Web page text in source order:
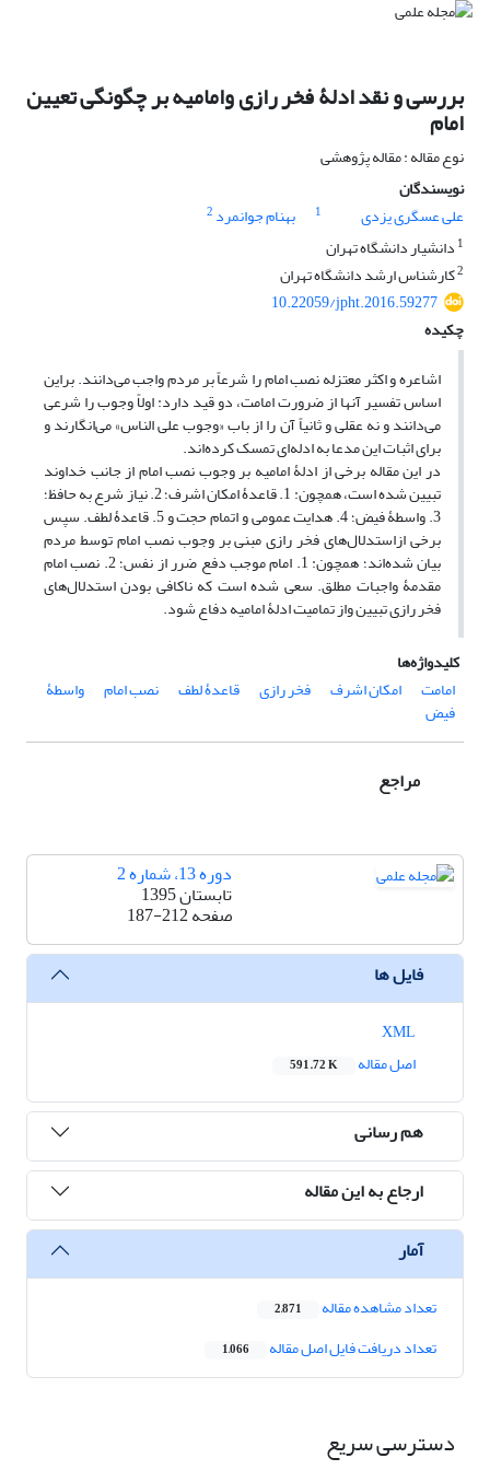
بررسی و نقد ادلۀ فخر رازی وامامیه بر چگونگی تعیین
امام
نوع مقاله : مقاله پژوهشی
نویسندگان
علی عسگری یزدی
1 بهنام جوانمرد 2
1 دانشیار دانشگاه تهران
2کارشناس ارشد دانشگاه تهران
10.22059/jpht.2016.59277
چکیده
اشاعره و اکثر معتزله نصب امام را شرعاً بر مردم واجب می‌دانند. براین
اساس تفسیر آنها از ضرورت امامت، دو قید دارد: اولاً وجوب را شرعی
می‌دانند و نه عقلی و ثانیاً آن را از باب «وجوب علی الناس» می‌انگارند و
برای اثبات این مدعا به ادله‌ای تمسک کرده‌اند.
در این مقاله برخی از ادلۀ امامیه بر وجوب نصب امام از جانب خداوند
تبیین شده است، همچون: 1. قاعدۀ امکان اشرف؛ 2. نیاز شرع به حافظ؛
3. واسطۀ فیض؛ 4. هدایت عمومی و اتمام حجت و 5. قاعدۀ لطف. سپس
برخی ازاستدلال‌های فخر رازی مبنی بر وجوب نصب امام توسط مردم
بیان شده‌اند؛ همچون: 1. امام موجب دفع ضرر از نفس؛ 2. نصب امام
مقدمۀ واجبات مطلق. سعی شده است که ناکافی بودن استدلال‌های
فخر رازی تبیین واز تمامیت ادلۀ امامیه دفاع شود.
کلیدواژه‌ها
امامت
امکان اشرف فخر رازی قاعدۀ لطف نصب امام واسطۀ
فیض
مراجع
دوره 13، شماره 2
تابستان 1395
صفحه187-212
فایل ها
اصل مقاله
591.72 K
هم رسانی
ارجاع به این مقاله
آمار
تعداد مشاهده مقاله 2,871
تعداد دریافت فایل اصل مقاله 1,066
دسترسی سریع